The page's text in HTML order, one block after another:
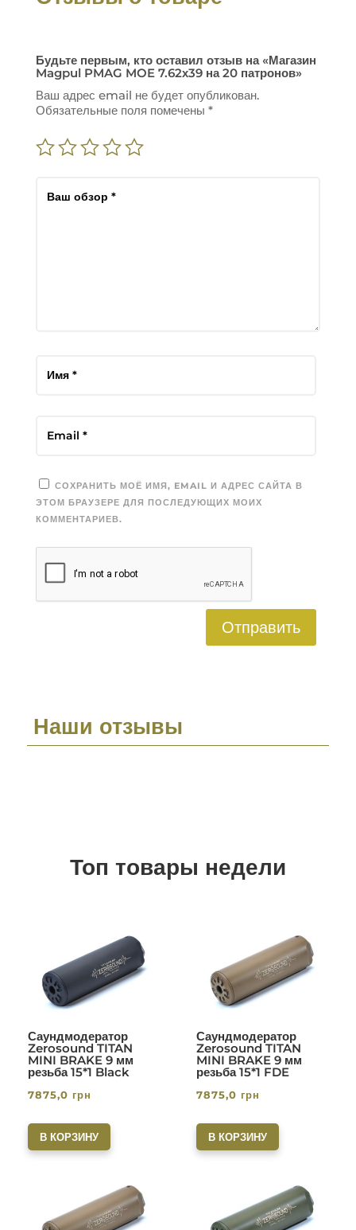
Будьте первым, кто оставил отзыв на «Магазин
Magpul PMAG MOE 7.62х39 на 20 патронов»
Ваш адрес email не будет опубликован.
Обязательные поля помечены *
СОХРАНИТЬ МОЁ ИМЯ, EMAIL И АДРЕС САЙТА В
ЭТОМ БРАУЗЕРЕ ДЛЯ ПОСЛЕДУЮЩИХ МОИХ
КОММЕНТАРИЕВ.
Отправить
Наши отзывы
Топ товары недели
Саундмодератор
Zerosound TITAN
MINI BRAKE 9 мм
резьба 15*1 Black
7875,0 грн
В КОРЗИНУ
Саундмодератор
Zerosound TITAN
MINI BRAKE 9 мм
резьба 15*1 FDE
7875,0 грн
В КОРЗИНУ